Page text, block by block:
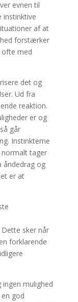
evnen til
instinktive
af at
forstærker
ofte med
det og
Ud fra
reaktion.
er og
går
Instinkterne
tager
åndedrag og
er at
sker når
forklarende
mulighed
god